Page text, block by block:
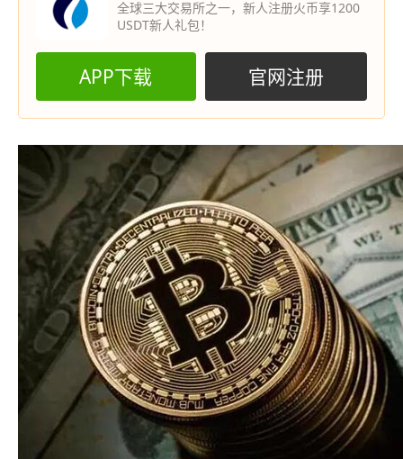
全球三大交易所之一，新人注册火币享1200
USDT新人礼包！
APP下载 官网注册